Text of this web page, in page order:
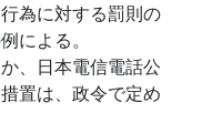
為に対する罰則の
による。
、日本電信電話公
置は、政令で定め